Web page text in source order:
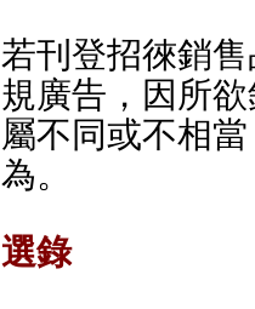
若刊登招徠銷
規廣告，因所
屬不同或不相
為。
選錄